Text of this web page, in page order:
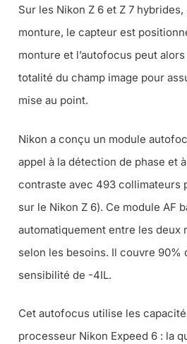
Sur les Nikon Z 6 et Z 7
monture, le capteur est
monture et l’autofocus peut
totalité du champ image pour
mise au point.
Nikon a conçu un module
appel à la détection de phase et
contraste avec 493 collimateurs
sur le Nikon Z 6). Ce module AF
automatiquement entre les deux
selon les besoins. Il couvre 90%
sensibilité de -4IL.
Cet autofocus utilise les
processeur Nikon Expeed 6 : la